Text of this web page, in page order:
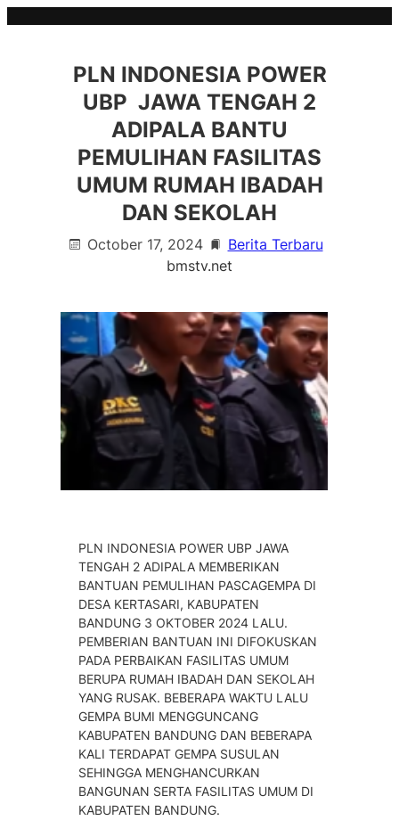
PLN INDONESIA POWER
UBP JAWA TENGAH 2
ADIPALA BANTU
PEMULIHAN FASILITAS
UMUM RUMAH IBADAH
DAN SEKOLAH
October 17, 2024
Berita Terbaru
bmstv.net
PLN INDONESIA POWER UBP JAWA
TENGAH 2 ADIPALA MEMBERIKAN
BANTUAN PEMULIHAN PASCAGEMPA DI
DESA KERTASARI, KABUPATEN
BANDUNG 3 OKTOBER 2024 LALU.
PEMBERIAN BANTUAN INI DIFOKUSKAN
PADA PERBAIKAN FASILITAS UMUM
BERUPA RUMAH IBADAH DAN SEKOLAH
YANG RUSAK. BEBERAPA WAKTU LALU
GEMPA BUMI MENGGUNCANG
KABUPATEN BANDUNG DAN BEBERAPA
KALI TERDAPAT GEMPA SUSULAN
SEHINGGA MENGHANCURKAN
BANGUNAN SERTA FASILITAS UMUM DI
KABUPATEN BANDUNG.